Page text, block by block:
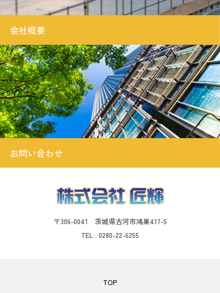
会社概要
お問い合わせ
〒306-0041 茨城県古河市鴻巣417-5
TEL : 0280-22-6255
TOP